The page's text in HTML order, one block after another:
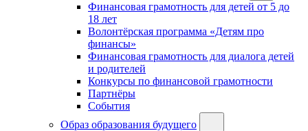
Финансовая грамотность для детей от 5 до
18 лет
Волонтёрская программа «Детям про
финансы»
Финансовая грамотность для диалога детей
и родителей
Конкурсы по финансовой грамотности
Партнёры
События
Образ образования будущего